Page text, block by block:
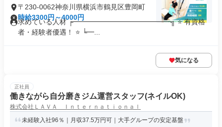
〒230-0062神奈川県横浜市鶴見区豊岡町
時給3300円～4000円
求めている人材 ╒━━━━━━━━━━━━━━╗ ⭐ 有資格
者・経験者優遇！ ⭐ ╘━...
気になる
正社員
働きながら自分磨きジム運営スタッフ(ネイルOK)
株式会社ＬＡＶＡ Ｉｎｔｅｒｎａｔｉｏｎａｌ
未経験入社96％｜月収37.5万円可｜大手グループの安定基盤